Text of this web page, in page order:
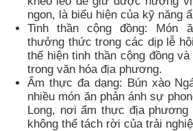
ngon, là biểu hiện của kỹ năng
Tinh thần cộng đồng: Món
thưởng thức trong các dịp lễ
thể hiện tinh thần cộng đồng
trong văn hóa địa phương.
Ẩm thực đa dạng: Bún xào
nhiều món ăn phản ánh sự
Long, nơi ẩm thực địa
không thể tách rời của trải